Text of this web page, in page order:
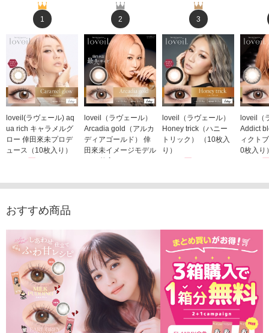
1
loveil(ラヴェール) aq
ua rich キャラメルグ
ロー 倖田來未プロデ
ュース（10枚入り）
2
loveil（ラヴェール）
Arcadia gold（アルカ
ディアゴールド） 倖
田來未イメージモデル
3
loveil（ラヴェール）
Honey trick（ハニー
トリック） （10枚入
り）
loveil（
Addict
ィクト
0枚入り
おすすめ商品